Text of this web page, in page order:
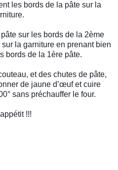
les bords de la pâte sur la
sur les bords de la 2ème
la garniture en prenant bien
bords de la 1ère pâte.
et des chutes de pâte,
de jaune d’œuf et cuire
sans préchauffer le four.
!!!